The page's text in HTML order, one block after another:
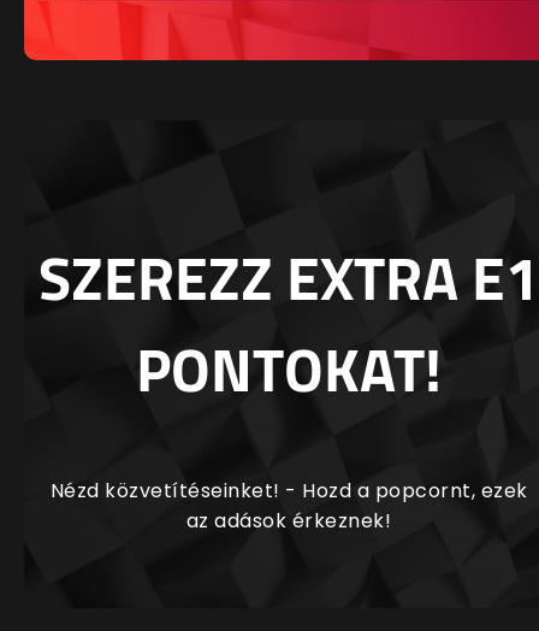
SZEREZZ EXTRA E1
PONTOKAT!
Nézd közvetítéseinket! - Hozd a popcornt, ezek
az adások érkeznek!